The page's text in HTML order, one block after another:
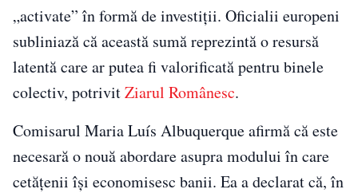
„activate” în formă de investiții. Oficialii europeni
subliniază că această sumă reprezintă o resursă
latentă care ar putea fi valorificată pentru binele
colectiv, potrivitZiarul Românesc.
Comisarul Maria Luís Albuquerque afirmă că este
necesară o nouă abordare asupra modului în care
cetățenii își economisesc banii. Ea a declarat că, în